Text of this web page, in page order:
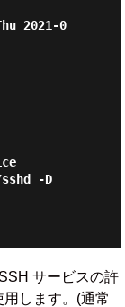
サービスの許
します。(通常